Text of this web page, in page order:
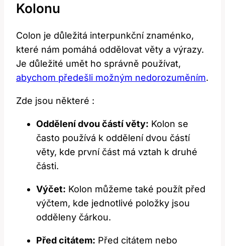
Kolonu
Colon je důležitá interpunkční znaménko,
které nám pomáhá oddělovat věty a výrazy.
Je důležité umět ho správně používat,
abychom předešli možným nedorozuměním.
Zde jsou některé :
Oddělení dvou částí věty: Kolon se
často používá k oddělení dvou částí
věty, kde první část má vztah k druhé
části.
Výčet: Kolon můžeme také použít před
výčtem, kde jednotlivé položky jsou
odděleny čárkou.
Před citátem: Před citátem nebo